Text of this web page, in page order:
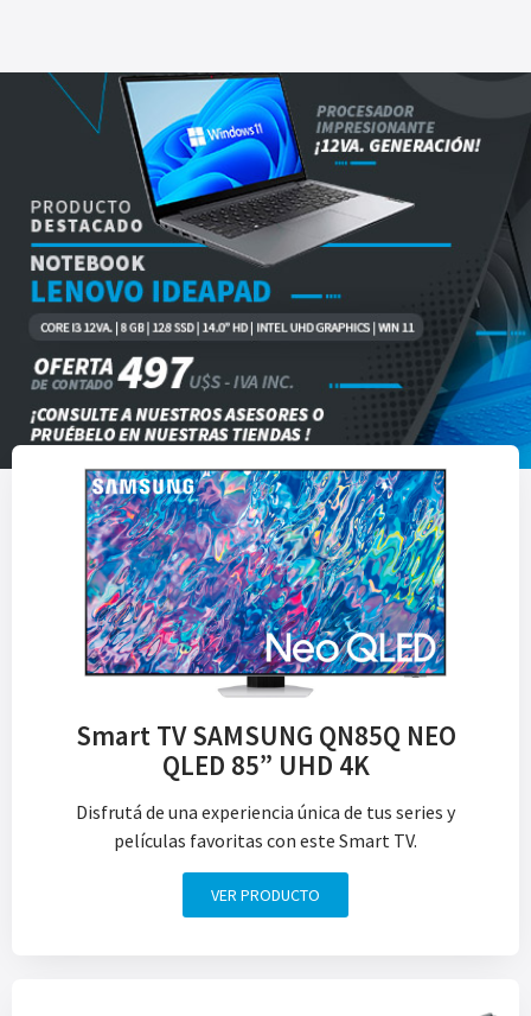
Smart TV SAMSUNG QN85Q NEO
QLED 85” UHD 4K
Disfrutá de una experiencia única de tus series y
películas favoritas con este Smart TV.
VER PRODUCTO